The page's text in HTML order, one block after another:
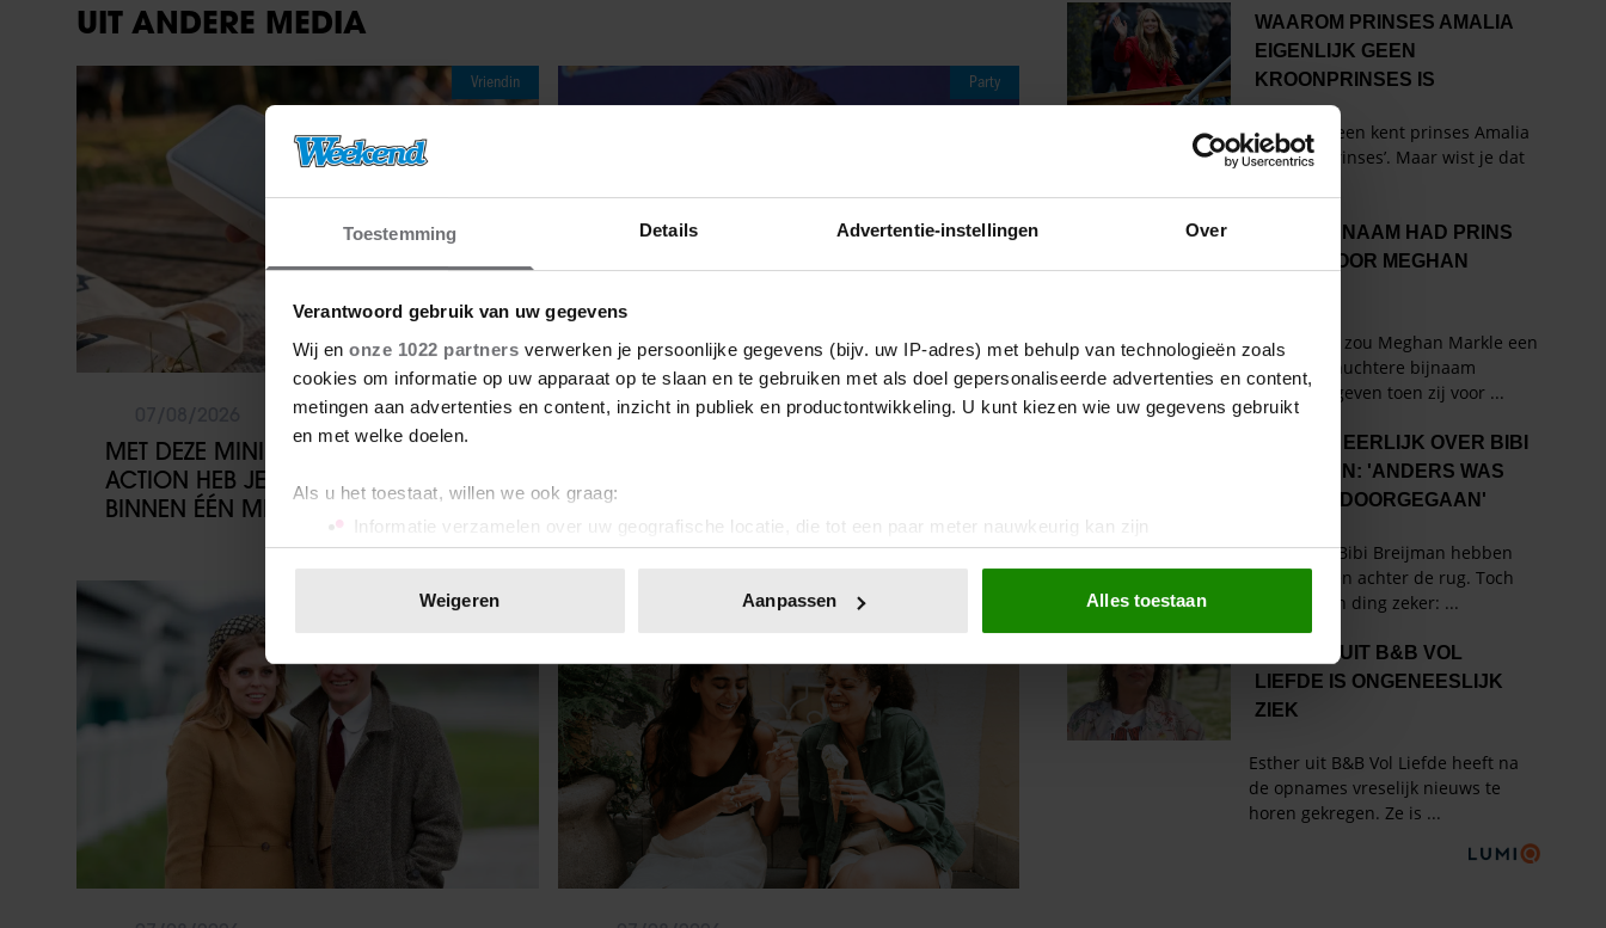
Toestemming Details Advertentie-instellingen Over
Verantwoord gebruik van uw gegevens
Wij en onze 1022 partners verwerken je persoonlijke gegevens (bijv. uw IP-adres) met behulp van technologieën zoals
cookies om informatie op uw apparaat op te slaan en te gebruiken met als doel gepersonaliseerde advertenties en content,
metingen aan advertenties en content, inzicht in publiek en productontwikkeling. U kunt kiezen wie uw gegevens gebruikt
en met welke doelen.
Als u het toestaat, willen we ook graag:
Informatie verzamelen over uw geografische locatie, die tot een paar meter nauwkeurig kan zijn
Uw apparaat identificeren door het actief te scannen op specifieke eigenschappen (fingerprinting)
toestemming op elk moment wijzigen of intrekken in de Cookieverklaring.
We gebruiken cookies om content en advertenties te personaliseren, om functies voor social media te bieden en om ons
websiteverkeer te analyseren. Ook delen we informatie over uw gebruik van onze site met onze partners voor social
media, adverteren en analyse. Deze partners kunnen deze gegevens combineren met andere informatie die u aan ze heeft
verstrekt of die ze hebben verzameld op basis van uw gebruik van hun services. U gaat akkoord met onze cookies als u
onze website blijft gebruiken.
Weigeren Aanpassen Alles toestaan
UIT ANDERE MEDIA
Vriendin
MET DEZE MINI FOTOPRINTER VAN
ACTION HEB JE JE FAVORIETE FOTO’S
BINNEN ÉÉN MINUUT IN HANDEN
Party
07/08/2026
WANDELEND HOOFD’
Weekend